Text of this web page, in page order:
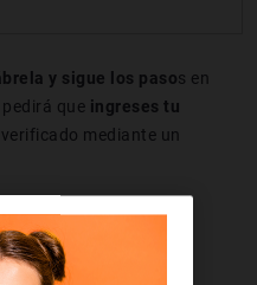
y sigue los pasos en
que ingreses tu
mediante un
de teléfonoque
el proceso de